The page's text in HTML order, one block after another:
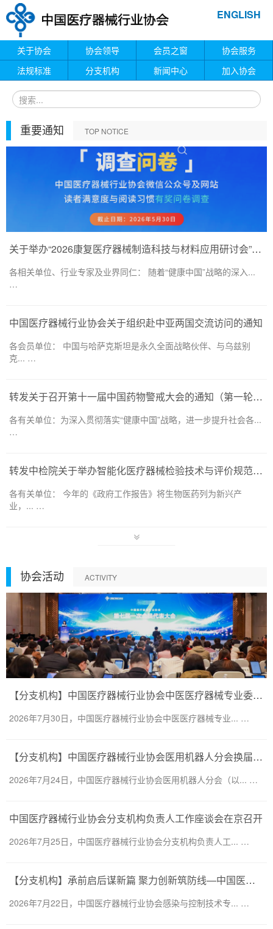
ENGLISH
关于协会 协会领导 会员之窗
协会服务
法规标准
分支机构 新闻中心 加入协会
重要通知 TOP NOTICE
关于举办“2026康复医疗器械制造科技与材料应用研讨会”的通知
各相关单位、行业专家及业界同仁： 随着“健康中国”战略的深入...
…
中国医疗器械行业协会关于组织赴中亚两国交流访问的通知
各会员单位： 中国与哈萨克斯坦是永久全面战略伙伴、与乌兹别
克... …
转发关于召开第十一届中国药物警戒大会的通知（第一轮）——药品和医疗器械领域
各有关单位：为深入贯彻落实“健康中国”战略，进一步提升社会各...
…
转发中检院关于举办智能化医疗器械检验技术与评价规范培训班的通知
各有关单位： 今年的《政府工作报告》将生物医药列为新兴产
业，... …
协会活动 ACTIVITY
【分支机构】中国医疗器械行业协会中医医疗器械专业委员会换届会议暨第二届一次委员大会圆满召开
2026年7月30日，中国医疗器械行业协会中医医疗器械专业... …
【分支机构】中国医疗器械行业协会医用机器人分会换届会议暨医用机器人创新大会顺利召开
2026年7月24日，中国医疗器械行业协会医用机器人分会（以... …
中国医疗器械行业协会分支机构负责人工作座谈会在京召开
2026年7月25日，中国医疗器械行业协会分支机构负责人工... …
【分支机构】承前启后谋新篇 聚力创新筑防线—中国医疗器械行业协会感染与控制技术专业委员会换届会暨第六届第一次会员代表大会圆满召开
2026年7月22日，中国医疗器械行业协会感染与控制技术专... …